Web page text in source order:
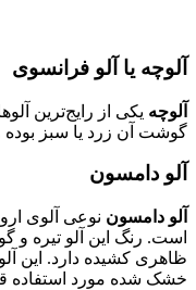
آلوچه یا آلو فرانسوی
آلوچه یکی از رایج‌ترین
گوشت آن زرد یا سبز
آلو دامسون
آلو دامسون نوعی آلوی
است. رنگ این آلو تیره
ظاهری کشیده دارد. این
خشک شده مورد استفاده